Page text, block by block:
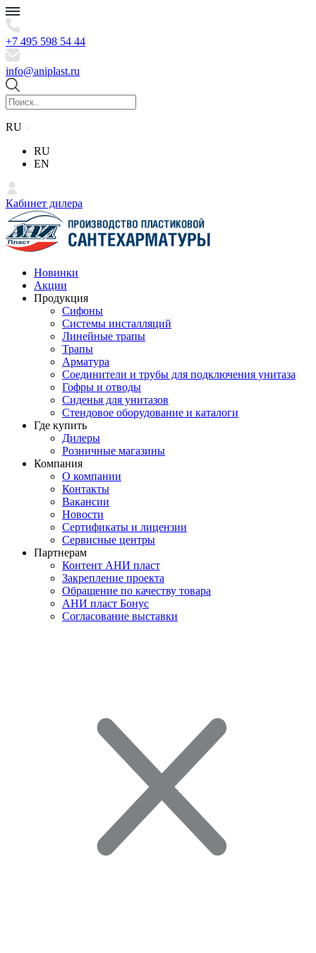
+7 495 598 54 44
info@aniplast.ru
RU
RU
EN
Кабинет дилера
Новинки
Акции
Продукция
Сифоны
Системы инсталляций
Линейные трапы
Трапы
Арматура
Соединители и трубы для подключения унитаза
Гофры и отводы
Сиденья для унитазов
Стендовое оборудование и каталоги
Где купить
Дилеры
Розничные магазины
Компания
О компании
Контакты
Вакансии
Новости
Сертификаты и лицензии
Сервисные центры
Партнерам
Контент АНИ пласт
Закрепление проекта
Обращение по качеству товара
АНИ пласт Бонус
Согласование выставки